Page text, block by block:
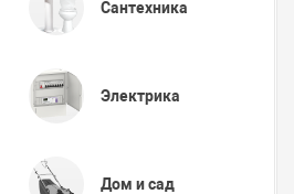
Сантехника
Электрика
Дом и сад